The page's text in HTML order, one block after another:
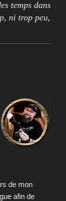
temps dans
ni trop peu,
de mon
afin de